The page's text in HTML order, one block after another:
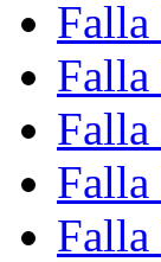
Falla
Falla
Falla